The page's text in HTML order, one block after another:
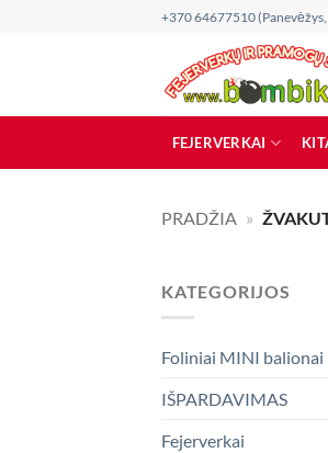
+370 64677510
FEJERVERKAI
PRADŽIA »
KATEGORIJOS
Foliniai MINI balionai
IŠPARDAVIMAS
Fejerverkai